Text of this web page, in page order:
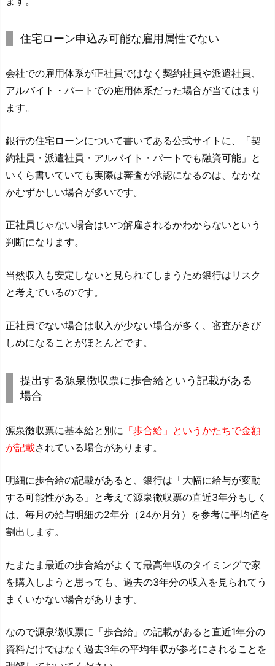
住宅ローン申込み可能な雇用属性でない
会社での雇用体系が正社員ではなく契約社員や派遣社員、
アルバイト・パートでの雇用体系だった場合が当てはまり
ます。
銀行の住宅ローンについて書いてある公式サイトに、「契
約社員・派遣社員・アルバイト・パートでも融資可能」と
いくら書いていても実際は審査が承認になるのは、なかな
かむずかしい場合が多いです。
正社員じゃない場合はいつ解雇されるかわからないという
判断になります。
当然収入も安定しないと見られてしまうため銀行はリスク
と考えているのです。
正社員でない場合は収入が少ない場合が多く、審査がきび
しめになることがほとんどです。
提出する源泉徴収票に歩合給という記載がある
場合
源泉徴収票に基本給と別に 「歩合給」というかたちで金額
が記載されている場合があります。
明細に歩合給の記載があると、銀行は「大幅に給与が変動
する可能性がある」と考えて源泉徴収票の直近3年分もしく
は、毎月の給与明細の2年分（24か月分）を参考に平均値を
割出します。
たまたま最近の歩合給がよくて最高年収のタイミングで家
を購入しようと思っても、過去の3年分の収入を見られてう
まくいかない場合があります。
なので源泉徴収票に「歩合給」の記載があると直近1年分の
資料だけではなく過去3年の平均年収が参考にされることを